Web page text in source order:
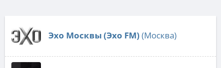
Эхо Москвы (Эхо FM) (Москва)